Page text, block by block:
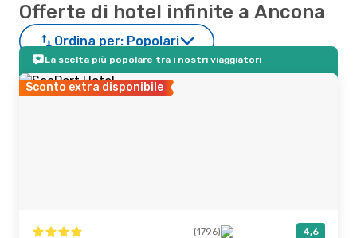
Offerte di hotel infinite a Ancona
Ordina per: Popolari
La scelta più popolare tra i nostri viaggiatori
Sconto extra disponibile
(1796) 4,6